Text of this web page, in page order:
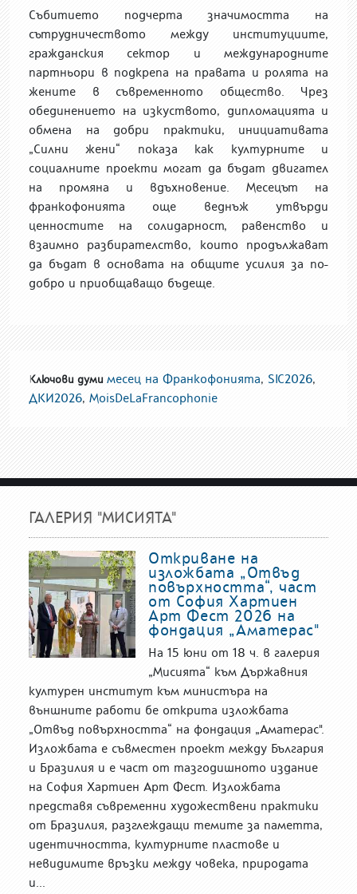
Събитието подчерта значимостта на
сътрудничеството между институциите,
гражданския сектор и международните
партньори в подкрепа на правата и ролята на
жените в съвременното общество. Чрез
обединението на изкуството, дипломацията и
обмена на добри практики, инициативата
„Силни жени“ показа как културните и
социалните проекти могат да бъдат двигател
на промяна и вдъхновение. Месецът на
франкофонията още веднъж утвърди
ценностите на солидарност, равенство и
взаимно разбирателство, които продължават
да бъдат в основата на общите усилия за по-
добро и приобщаващо бъдеще.
Ключови думи месец на Франкофонията, SIC2026,
ДКИ2026, MoisDeLaFrancophonie
ГАЛЕРИЯ "МИСИЯТА"
Откриване на
изложбата „Отвъд
повърхността“, част
от София Хартиен
Арт Фест 2026 на
фондация „Аматерас"
На 15 юни от 18 ч. в галерия
„Мисията“ към Държавния
културен институт към министъра на
външните работи бе открита изложбата
„Отвъд повърхността“ на фондация „Аматерас".
Изложбата е съвместен проект между България
и Бразилия и е част от тазгодишното издание
на София Хартиен Арт Фест. Изложбата
представя съвременни художествени практики
от Бразилия, разглеждащи темите за паметта,
идентичността, културните пластове и
невидимите връзки между човека, природата
и...